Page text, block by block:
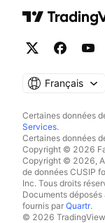
Français
Certaines données
Services.
Certaines données
Copyright © 2026
Copyright © 2026,
de données CUSIP
Inc. Tous droits
Documents
fournis par Quartr.
© 2026